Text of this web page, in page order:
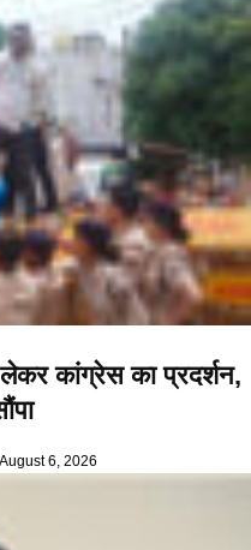
कांग्रेस का प्रदर्शन,
August 6, 2026